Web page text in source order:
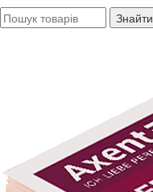
Знайти